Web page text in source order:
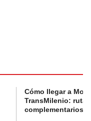
Cómo llegar a
TransMilenio:
complementarios